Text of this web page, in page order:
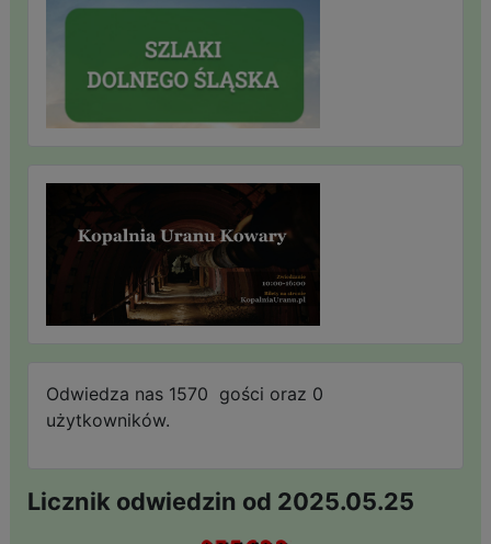
Odwiedza nas 1570 gości oraz 0
użytkowników.
Licznik odwiedzin od 2025.05.25